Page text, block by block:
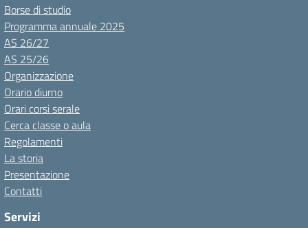
Borse di studio
Programma annuale 2025
AS 26/27
AS 25/26
Organizzazione
Orario diurno
Orari corsi serale
Cerca classe o aula
Regolamenti
La storia
Presentazione
Contatti
Servizi